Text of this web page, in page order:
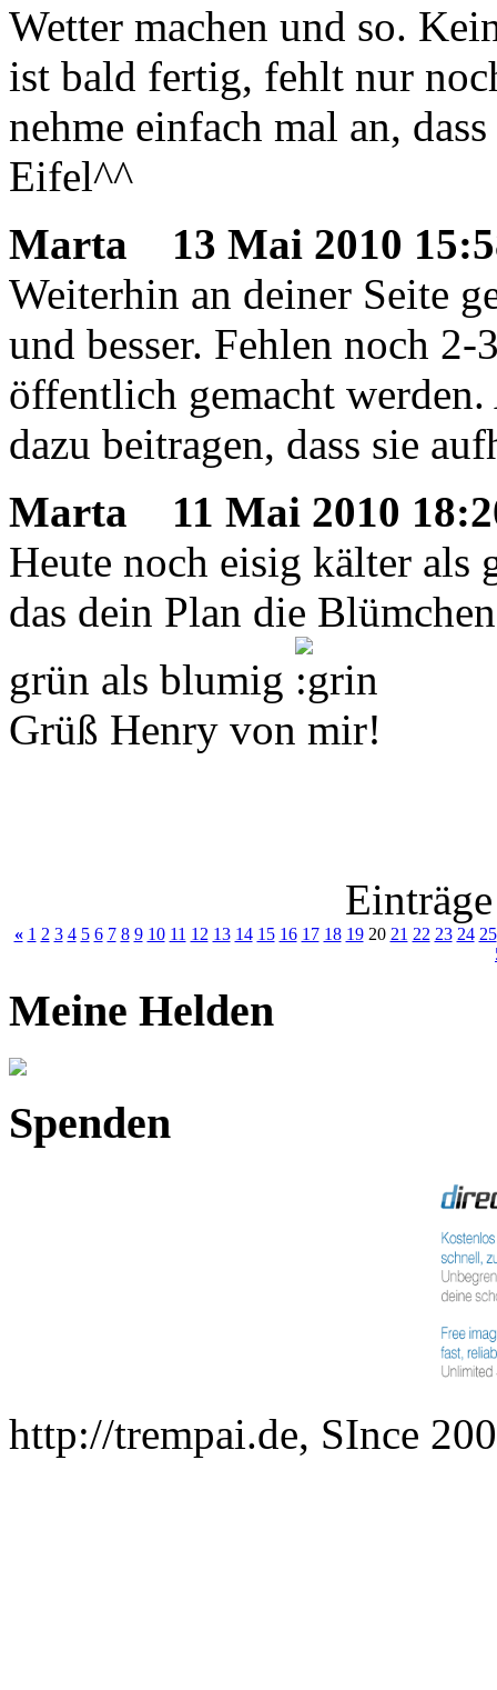
Wetter machen und so.
ist bald fertig, fehlt nur
nehme einfach mal an,
Eifel^^
Marta
13 Mai 2010
Weiterhin an deiner Seite
und besser. Fehlen noch
öffentlich gemacht
dazu beitragen, dass sie
Marta
11 Mai 2010
Heute noch eisig kälter als
das dein Plan die
grün als blumig
Grüß Henry von mir!
« 1 2 3 4 5 6 7 8 9 10 11 12 13 14 15 16 17 18 1920 21 22 23 24 25
Meine Helden
Spenden
http://trempai.de, SInce